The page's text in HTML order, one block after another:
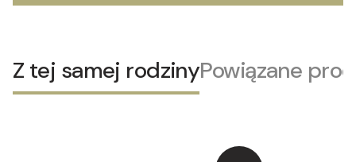
Z tej samej rodzinyPowiązane